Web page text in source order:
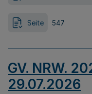
Seite 547
GV. NRW.
29.07.2026